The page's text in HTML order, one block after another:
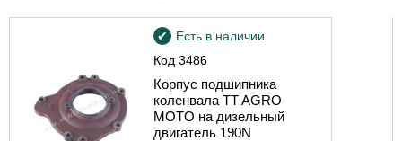
Код 3486
Есть в наличии
Корпус подшипника
коленвала TT AGRO
MOTO на дизельный
двигатель 190N